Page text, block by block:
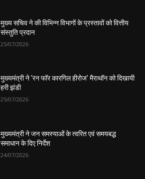
मुख्य सचिव ने की विभिन्न विभागों के प्रस्तावों को वित्तीय
संस्तुति प्रदान
25/07/2026
मुख्यमंत्री ने ‘रन फॉर कारगिल हीरोज’ मैराथॉन को दिखायी
हरी झंडी
25/07/2026
मुख्यमंत्री ने जन समस्याओं के त्वरित एवं समयबद्ध
समाधान के दिए निर्देश
24/07/2026